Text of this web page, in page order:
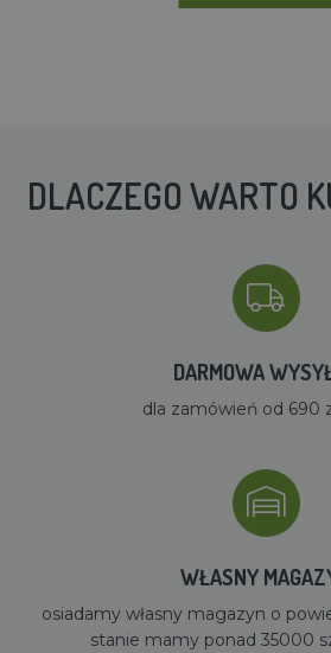
DLACZEGO WARTO
DARMOWA
dla zamówień od 690
WŁASNY
osiadamy własny magazyn o
stanie mamy ponad 35000